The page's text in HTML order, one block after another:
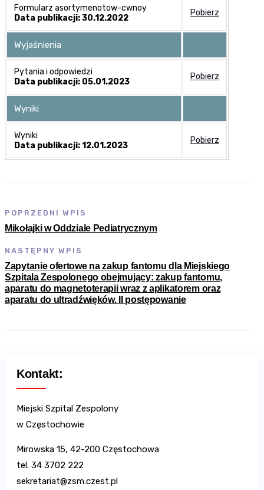
Formularz asortymenotow-cwnoy
Data publikacji: 30.12.2022
Pobierz
Wyjaśnienia
Pytania i odpowiedzi
Data publikacji: 05.01.2023
Pobierz
Wyniki
Wyniki
Data publikacji: 12.01.2023
Pobierz
POPRZEDNI WPIS
Mikołajki w Oddziale Pediatrycznym
NASTĘPNY WPIS
Zapytanie ofertowe na zakup fantomu dla Miejskiego
Szpitala Zespolonego obejmujący: zakup fantomu,
aparatu do magnetoterapii wraz z aplikatorem oraz
aparatu do ultradźwięków. II postępowanie
Kontakt:
Miejski Szpital Zespolony
w Częstochowie
Mirowska 15, 42-200 Częstochowa
tel. 34 3702 222
sekretariat@zsm.czest.pl